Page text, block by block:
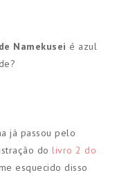
Namekusei é azul
já passou pelo
do livro 2 do
esquecido disso